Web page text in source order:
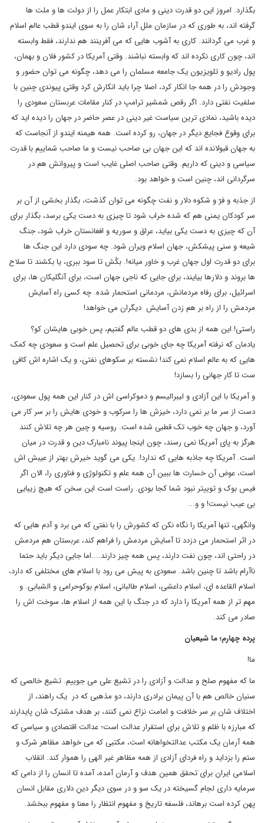
بگذارد. امروز این دو قدرت دینی و مادی ابتکار عمل را از دولت ها و ملت ها
گرفته اند، به طوری که در سازمان ملل آراء شان را به سوی ایندو قطب عالم اسلام
و غرب می گردانند. کاری به آشوب هایی که می آفرینند هم ندارند، فقط وابسته
اند، چون کاری نکرده اند که وابسته نباشند. وقتی آمریکا در کشور فلان و بهمان،
پول رادیو و تلویزیون یک جامعه مسلمان را می دهد، چگونه می توان حضور و
وجودش را در همه جا انکار کرد، اصلا چرا باید انکارش کرد وقتی پیوندی چنین با
سلفیت نفتی دارد. اگر رقص شمشیر ترامپ در کنار مقامات عربستان سعودی را
دیده باشید، نمادی ترین سیاست غیر دینی در عصر حاضر در جهان را دیده اید که
برای وقوع فجایع دیگر در جهان، رو کرده است. همه هیمنه ایندو از آنجاست که
به جهان قبولانده اند که این جهان بی صاحب نیست و ما صاحب شماییم با قدرت
سیاسی و دینی که داریم. وقتی صاحب اصلی غایب است و پیروانش هم در
سرگردانی اند، چنین است و خواهد بود.
از جذبه و فرّ و شکوه دلار و نفت چگونه می توان گذشت، بگذار بخشی از آن بر
سر کودکان یمنی هم که شده خراب شود تا چیزی به دست یکی برسد، بگذار برای
آن که چیزی به دست یکی بیاید، عراق و سوریه و افغانستان خراب شود، جنگ
شیعه و سنی پیشکش، جهان اسلام ویران شود. چه سودی دارد این جنگ ها
برای دو قدرت اول جهان غرب و خاور میانه!. بکُش تا سود ببری، یا بکشند تا سلاح
ها بروند و دلارها بیایند، برای جایی که ناجی جهان است، برای آنگلیکان ها، برای
اسرائیل، برای رفاه مردمانش، مردمانی استحمار شده. چه کسی راه آسایش
مردمش را از راه بر هم زدن آسایش دیگران می خواهد!
راستی! این همه از بدی های دو قطب عالم گفتیم، پس خوبی هایشان کو؟
یادمان که نرفته آمریکا چه جای خوبی برای تحصیل علم است و سعودی چه کمک
هایی که به عالم اسلام نمی کند! نشسته بر سکوهای نفتی، و یک اشاره اش کافی
ست تا کار جهانی را بسازد!
و آمریکا با این آزادی و لیبرالیسم و دموکراسی اش در کنار این همه پول سعودی،
دست از سر ما بر نمی دارد، خیزش ها را سرکوب و خودی هایش را بر سر کار می
آورد، و جهان چه خوب تک قطبی شده است. روسیه و چین هر چه تلاش کنند
هرگز به پای آمریکا نمی رسند، چون اینجا پیوند نامبارک دین و قدرت در میان
است. آمریکا چه جاذبه هایی که ندارد!. یکی می گوید خیرش بهتر از عیبش اش
است، عوض آن خسارت ها ببین آن همه علم و تکنولوژی و فناوری را، الان اگر
فیس بوک و توییتر نبود شما کجا بودی. راست است این سخن که هیچ زیبایی
بی عیب نیست! و و...
وانگهی، تنها آمریکا را نگاه نکن که کشورش را با نفتی که می برد و آدم هایی که
در اثر استحمار می دزدد تا آسایش مردمش را فراهم کند، عربستان هم مردمش
در راحتی اند، چون نفت دارند، پس همه چیز دارند....اما جایی دیگر باید حتما
ناآرام باشد تا چنین باشد. سعودی به پیش می رود با اسلام های مختلفی که دارد،
اسلام القاعده ای، اسلام داعشی، اسلام طالبانی، اسلام بوکوحرامی و الشبابی. و
مهم تر از همه آمریکا را دارد که در جنگ با این همه از اسلام ها، سوخت اش را
صادر می کند.
پرده چهارم؛ ما شیعیان
ما!
ما که مفهوم صلح و عدالت و آزادی را در تشیع علی می جوییم. تشیع خالصی که
سنیان خالص هم با آن پیمان برادری دارند، دو مذهبی که در یک راهند، از
اختلاف شان بر سر خلافت و امامت نزاع نمی کنند، بر هدف مشترک شان پایدارند
که مبارزه با ظلم و تلاش برای استقرار عدالت است؛ عدالت اقتصادی و سیاسی که
همه آرمان یک مکتب عدالتخواهانه است، مکتبی که می خواهد مظاهر شرک و
ستم را بزداید و راه فردای آزادی از همه مظاهر غیر الهی را هموار کند. انقلاب
اسلامی ایران برای تحقق همین هدف و آرمان آمده، آمده تا انسان را از دامی که
سرمایه داری لجام گسیخته در یک سو و در سوی دیگر دینِ دلاری مقابل انسان
پهن کرده است برهاند، فلسفه تاریخ و مفهوم انتظار را معنا و مفهوم ببخشد.